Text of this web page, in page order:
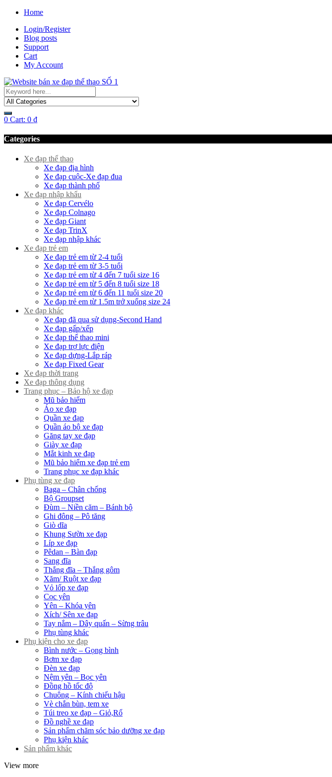
Home
Login/Register
Blog posts
Support
Cart
My Account
0 Cart: 0 ₫
Categories
Xe đạp thể thao
Xe đạp địa hình
Xe đạp cuộc-Xe đạp đua
Xe đạp thành phố
Xe đạp nhập khẩu
Xe đạp Cervélo
Xe đạp Colnago
Xe đạp Giant
Xe đạp TrinX
Xe đạp nhập khác
Xe đạp trẻ em
Xe đạp trẻ em từ 2-4 tuổi
Xe đạp trẻ em từ 3-5 tuổi
Xe đạp trẻ em từ 4 đến 7 tuổi size 16
Xe đạp trẻ em từ 5 đến 8 tuổi size 18
Xe đạp trẻ em từ 6 đến 11 tuổi size 20
Xe đạp trẻ em từ 1.5m trở xuống size 24
Xe đạp khác
Xe đạp đã qua sử dụng-Second Hand
Xe đạp gấp/xếp
Xe đạp thể thao mini
Xe đạp trợ lực điện
Xe đạp dựng-Lắp ráp
Xe đạp Fixed Gear
Xe đạp thời trang
Xe đạp thông dụng
Trang phục – Bảo hộ xe đạp
Mũ bảo hiểm
Áo xe đạp
Quần xe đạp
Quần áo bộ xe đạp
Găng tay xe đạp
Giày xe đạp
Mắt kinh xe đạp
Mũ bảo hiểm xe đạp trẻ em
Trang phục xe đạp khác
Phụ tùng xe đạp
Baga – Chân chống
Bộ Groupset
Đùm – Niền căm – Bánh bộ
Ghi đông – Pô tăng
Giò dĩa
Khung Sườn xe đạp
Líp xe đạp
Pêdan – Bàn đạp
Sang đĩa
Thắng đĩa – Thắng gôm
Xăm/ Ruột xe đạp
Vỏ lốp xe đạp
Cọc yên
Yên – Khóa yên
Xích/ Sên xe đạp
Tay nắm – Dây quấn – Sừng trâu
Phụ tùng khác
Phụ kiện cho xe đạp
Bình nước – Gọng bình
Bơm xe đạp
Đèn xe đạp
Nệm yên – Bọc yên
Đồng hồ tốc độ
Chuông – Kính chiếu hậu
Vè chắn bùn, tem xe
Túi treo xe đạp – Giỏ,Rổ
Đồ nghề xe đạp
Sản phẩm chăm sóc bảo dưỡng xe đạp
Phụ kiện khác
Sản phẩm khác
View more